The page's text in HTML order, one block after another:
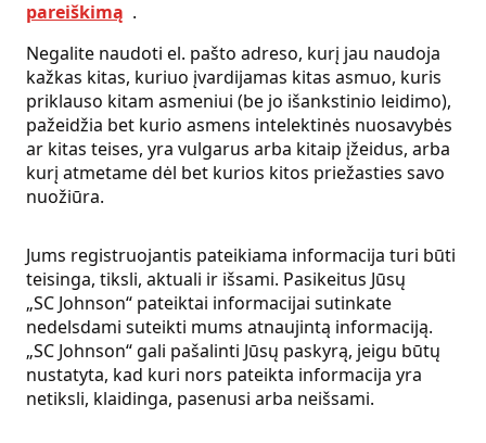
pareiškimą .
Negalite naudoti el. pašto adreso, kurį jau naudoja
kažkas kitas, kuriuo įvardijamas kitas asmuo, kuris
priklauso kitam asmeniui (be jo išankstinio leidimo),
pažeidžia bet kurio asmens intelektinės nuosavybės
ar kitas teises, yra vulgarus arba kitaip įžeidus, arba
kurį atmetame dėl bet kurios kitos priežasties savo
nuožiūra.
Jums registruojantis pateikiama informacija turi būti
teisinga, tiksli, aktuali ir išsami. Pasikeitus Jūsų
„SC Johnson“ pateiktai informacijai sutinkate
nedelsdami suteikti mums atnaujintą informaciją.
„SC Johnson“ gali pašalinti Jūsų paskyrą, jeigu būtų
nustatyta, kad kuri nors pateikta informacija yra
netiksli, klaidinga, pasenusi arba neišsami.